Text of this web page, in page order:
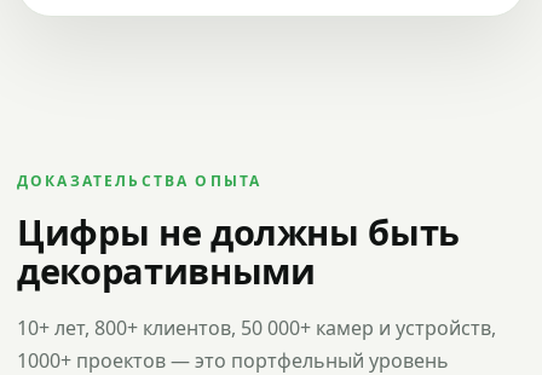
ДОКАЗАТЕЛЬСТВА ОПЫТА
Цифры не должны быть
декоративными
10+ лет, 800+ клиентов, 50 000+ камер и устройств,
1000+ проектов — это портфельный уровень